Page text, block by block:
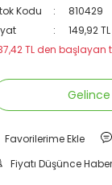
Kodu
810429
149,92
TL den başlayan
Fiyatı Düşünce